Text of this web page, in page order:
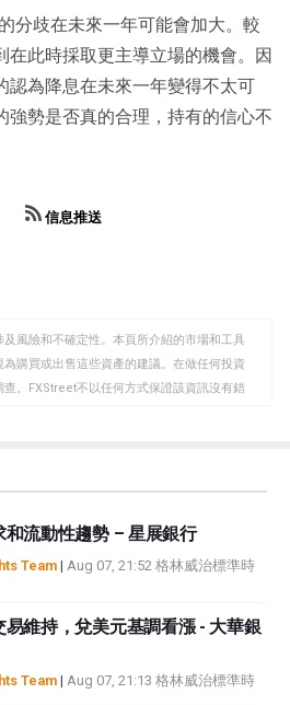
分歧在未來一年可能會加大。較
在此時採取更主導立場的機會。因
認為降息在未來一年變得不太可
強勢是否真的合理，持有的信心不
信息推送
風險和不確定性。本頁所介紹的市場和工具
購買或出售這些資產的建議。在做任何投資
。FXStreet不以任何方式保證該資訊沒有錯
商的官方政策或立場。作者不對本頁連結的
撰寫本文時，作者在本文中提到的任何股票
的任何公司有業務關係。除了FXStreet，作
議。作者對該資訊的準確性、完整性或適用
者將不承擔任何錯誤，遺漏或任何損失，傷害
起的。錯誤和遺漏除外。本文作者和
文內容無意提供任何投資建議。
和流動性趨勢 – 星展銀行
Team | Aug 07, 21:52 格林威治標準時
易維持，兌美元基調看漲 - 大華銀
Team | Aug 07, 21:13 格林威治標準時